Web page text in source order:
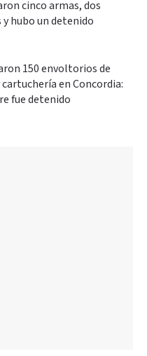
cinco armas, dos
y hubo un detenido
150 envoltorios de
cartuchería en Concordia:
fue detenido